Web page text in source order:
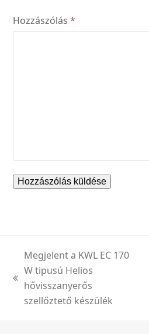
Hozzászólás*
previous
post:
Megjelent a KWL EC 170
W tipusú Helios
hővisszanyerős
szellőztető készülék